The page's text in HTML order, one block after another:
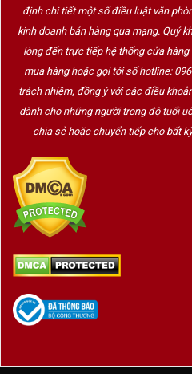
định chi tiết một số điều luật văn
kinh doanh bán hàng qua mạng. Quý
lòng đến trực tiếp hệ thống cửa
mua hàng hoặc gọi tới số hotline:
trách nhiệm, đồng ý với các điều
dành cho những người trong độ tuổi
chia sẻ hoặc chuyển tiếp cho bất